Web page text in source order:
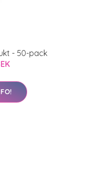
- 50-pack